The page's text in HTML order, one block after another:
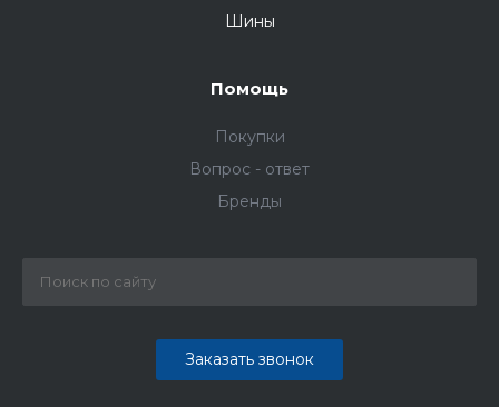
Шины
Помощь
Покупки
Вопрос - ответ
Бренды
Заказать звонок